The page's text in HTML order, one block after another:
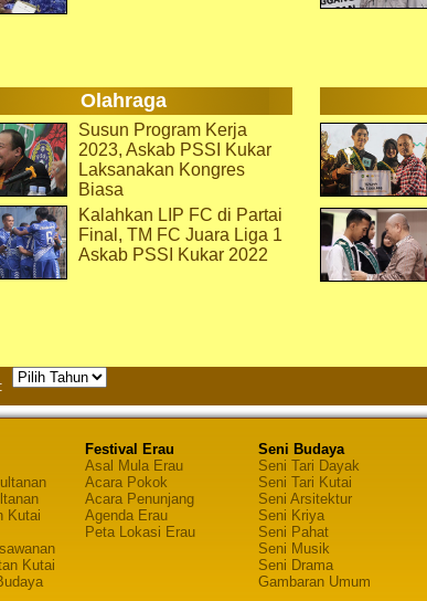
Olahraga
Susun Program Kerja
2023, Askab PSSI Kukar
Laksanakan Kongres
Biasa
Kalahkan LIP FC di Partai
Final, TM FC Juara Liga 1
Askab PSSI Kukar 2022
Kutai
Kutai
Festival Erau
Asal Mula Erau
Acara Pokok
Acara Penunjang
Agenda Erau
Peta Lokasi Erau
Seni Budaya
Seni Tari Dayak
Seni Tari Kutai
Seni Arsitektur
Seni Kriya
Seni Pahat
Seni Musik
Seni Drama
Gambaran Umum